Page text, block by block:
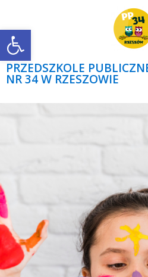
Open toolbar
PRZEDSZKOLE
NR 34 W RZESZOWIE